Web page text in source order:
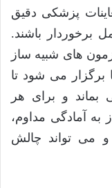
پزشکی دقیق
برخوردار باشند.
های شبیه ساز
برگزار می شود تا
بماند و برای هر
به آمادگی مداوم،
می تواند چالش